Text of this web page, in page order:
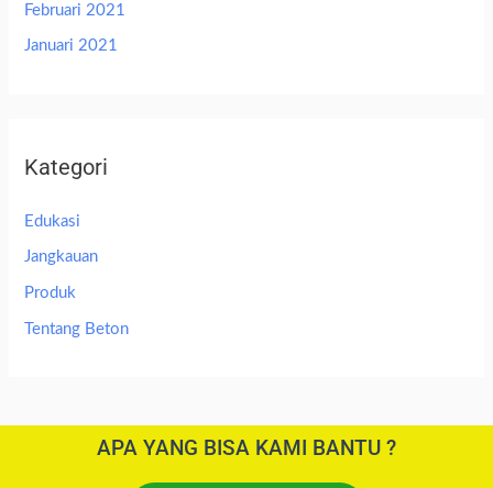
Februari 2021
Januari 2021
Kategori
Edukasi
Jangkauan
Produk
Tentang Beton
APA YANG BISA KAMI BANTU ?